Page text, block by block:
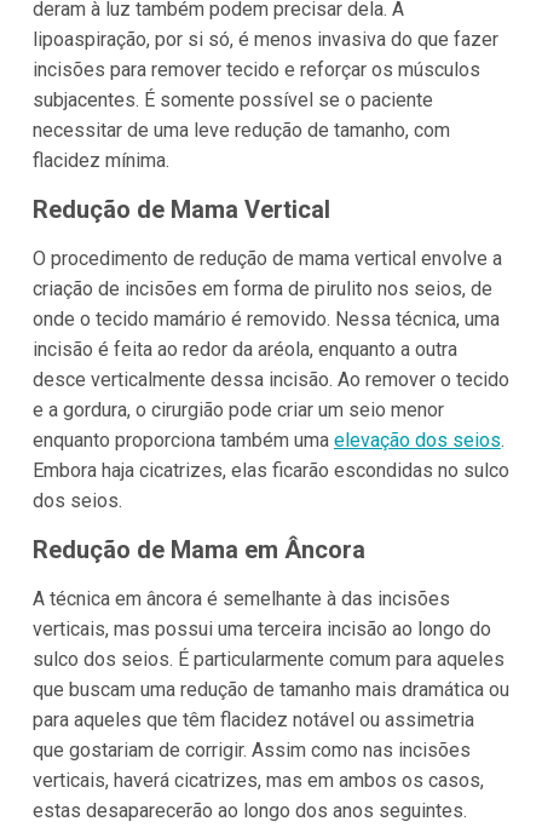
deram à luz também podem precisar dela. A
lipoaspiração, por si só, é menos invasiva do que fazer
incisões para remover tecido e reforçar os músculos
subjacentes. É somente possível se o paciente
necessitar de uma leve redução de tamanho, com
flacidez mínima.
Redução de Mama Vertical
O procedimento de redução de mama vertical envolve a
criação de incisões em forma de pirulito nos seios, de
onde o tecido mamário é removido. Nessa técnica, uma
incisão é feita ao redor da aréola, enquanto a outra
desce verticalmente dessa incisão. Ao remover o tecido
e a gordura, o cirurgião pode criar um seio menor
enquanto proporciona também uma elevação dos seios.
Embora haja cicatrizes, elas ficarão escondidas no sulco
dos seios.
Redução de Mama em Âncora
A técnica em âncora é semelhante à das incisões
verticais, mas possui uma terceira incisão ao longo do
sulco dos seios. É particularmente comum para aqueles
que buscam uma redução de tamanho mais dramática ou
para aqueles que têm flacidez notável ou assimetria
que gostariam de corrigir. Assim como nas incisões
verticais, haverá cicatrizes, mas em ambos os casos,
estas desaparecerão ao longo dos anos seguintes.